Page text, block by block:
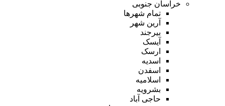
خراسان جنوبی
تمام شهر‌ها
آرین شهر
بیرجند
آیسک
ارسک
اسدیه
اسفدن
اسلامیه
بشرویه
حاجی آباد